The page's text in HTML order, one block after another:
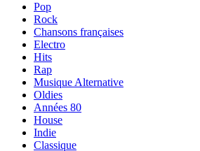
Pop
Rock
Chansons françaises
Electro
Hits
Rap
Musique Alternative
Oldies
Années 80
House
Indie
Classique